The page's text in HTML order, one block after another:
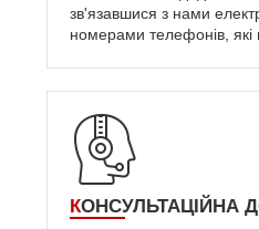
зв'язавшися з нами
номерами телефонів, які
КОНСУЛЬТАЦІЙНА